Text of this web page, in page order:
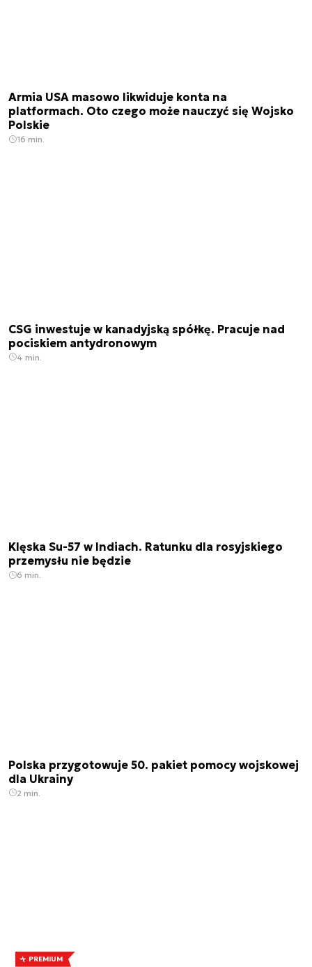
Armia USA masowo likwiduje konta na
platformach. Oto czego może nauczyć się Wojsko
Polskie
16 min.
CSG inwestuje w kanadyjską spółkę. Pracuje nad
pociskiem antydronowym
4 min.
Klęska Su-57 w Indiach. Ratunku dla rosyjskiego
przemysłu nie będzie
6 min.
Polska przygotowuje 50. pakiet pomocy wojskowej
dla Ukrainy
2 min.
PREMIUM